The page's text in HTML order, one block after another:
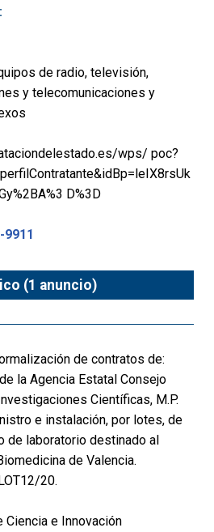
de radio, televisión,
y telecomunicaciones y
wps/ poc?
D%3D
9911
(1 anuncio)
de contratos de:
la Agencia Estatal Consejo
Científicas, M.P.
e instalación, por lotes, de
de laboratorio destinado al
de Valencia.
20.
Ciencia e Innovación